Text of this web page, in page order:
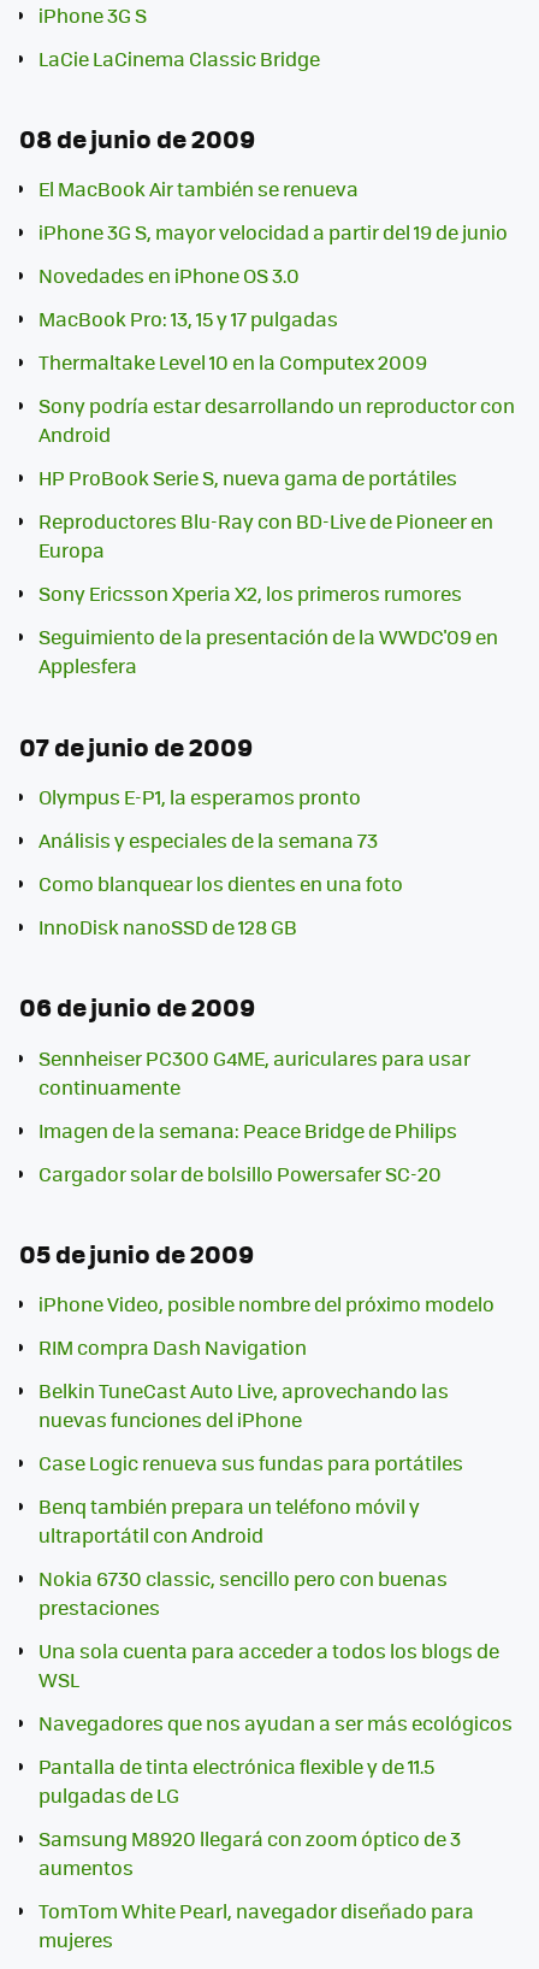
iPhone 3G S
LaCie LaCinema Classic Bridge
08 de junio de 2009
El MacBook Air también se renueva
iPhone 3G S, mayor velocidad a partir del 19 de junio
Novedades en iPhone OS 3.0
MacBook Pro: 13, 15 y 17 pulgadas
Thermaltake Level 10 en la Computex 2009
Sony podría estar desarrollando un reproductor con
Android
HP ProBook Serie S, nueva gama de portátiles
Reproductores Blu-Ray con BD-Live de Pioneer en
Europa
Sony Ericsson Xperia X2, los primeros rumores
Seguimiento de la presentación de la WWDC'09 en
Applesfera
07 de junio de 2009
Olympus E-P1, la esperamos pronto
Análisis y especiales de la semana 73
Como blanquear los dientes en una foto
InnoDisk nanoSSD de 128 GB
06 de junio de 2009
Sennheiser PC300 G4ME, auriculares para usar
continuamente
Imagen de la semana: Peace Bridge de Philips
Cargador solar de bolsillo Powersafer SC-20
05 de junio de 2009
iPhone Video, posible nombre del próximo modelo
RIM compra Dash Navigation
Belkin TuneCast Auto Live, aprovechando las
nuevas funciones del iPhone
Case Logic renueva sus fundas para portátiles
Benq también prepara un teléfono móvil y
ultraportátil con Android
Nokia 6730 classic, sencillo pero con buenas
prestaciones
Una sola cuenta para acceder a todos los blogs de
WSL
Navegadores que nos ayudan a ser más ecológicos
Pantalla de tinta electrónica flexible y de 11.5
pulgadas de LG
Samsung M8920 llegará con zoom óptico de 3
aumentos
TomTom White Pearl, navegador diseñado para
mujeres